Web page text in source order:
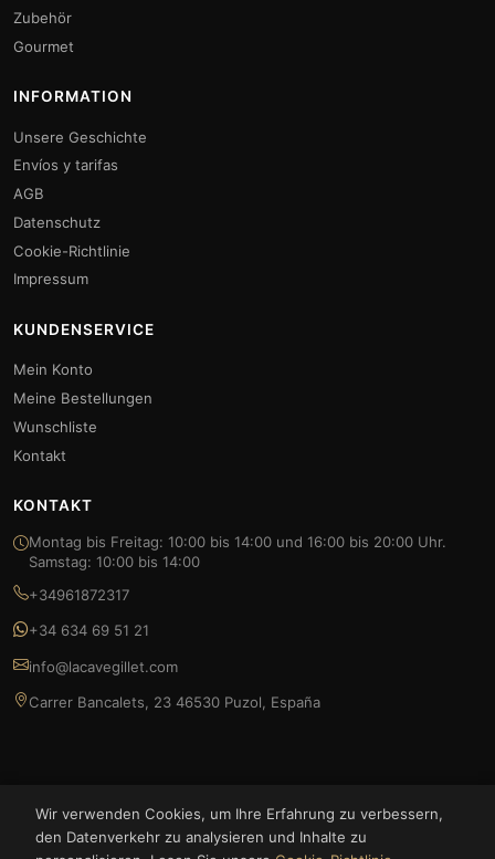
Zubehör
Gourmet
INFORMATION
Unsere Geschichte
Envíos y tarifas
AGB
Datenschutz
Cookie-Richtlinie
Impressum
KUNDENSERVICE
Mein Konto
Meine Bestellungen
Wunschliste
Kontakt
KONTAKT
Montag bis Freitag: 10:00 bis 14:00 und 16:00 bis 20:00 Uhr.
Samstag: 10:00 bis 14:00
+34961872317
+34 634 69 51 21
info@lacavegillet.com
Carrer Bancalets, 23 46530 Puzol, España
© 2026 La Cave Gillet — FOODLUXE SPAIN S.L. Alle Rechte vorbehalten.
Wir verwenden Cookies, um Ihre Erfahrung zu verbessern,
den Datenverkehr zu analysieren und Inhalte zu